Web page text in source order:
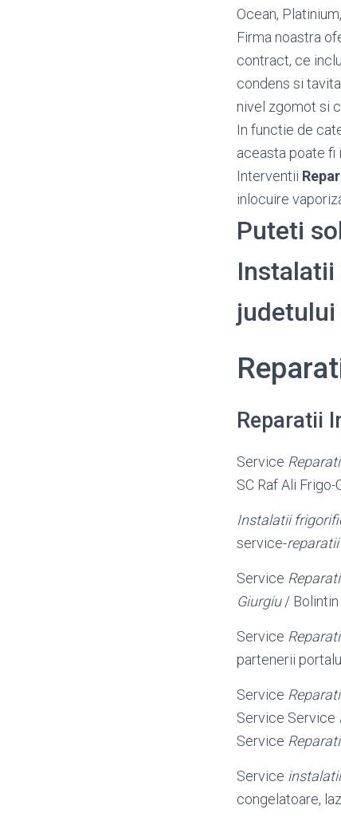
Ocean,
Firma noastra
contract, ce
condens si
nivel zgomot si
In functie de
aceasta poate fi
Interventii
inlocuire
Puteti
judetului
Reparatii
Service
SC Raf Ali
Instalatii
service-
Service
Giurgiu/ Bolintin
Service
partenerii
Service
Service Service
Service
Service
congelatoare,